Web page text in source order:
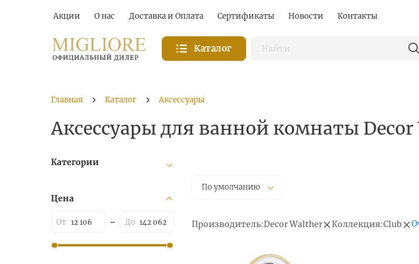
Акции О нас Доставка и Оплата Сертификаты Новости Контакты
Каталог
Главная Каталог Аксессуары
Аксессуары для ванной комнаты Decor
По умолчанию
Производитель:Decor Walther Коллекция:Club
Категории
Цена